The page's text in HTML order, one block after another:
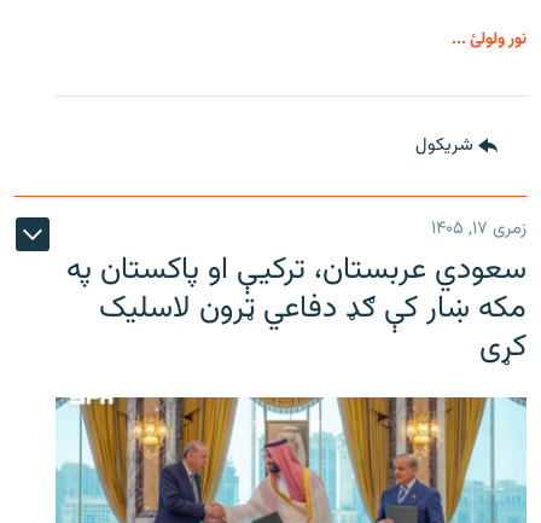
نور ولولئ ...
شريکول
زمری ۱۷, ۱۴۰۵
سعودي عربستان، ترکیې او پاکستان په
مکه ښار کې ګډ دفاعي ټرون لاسلیک
کړی